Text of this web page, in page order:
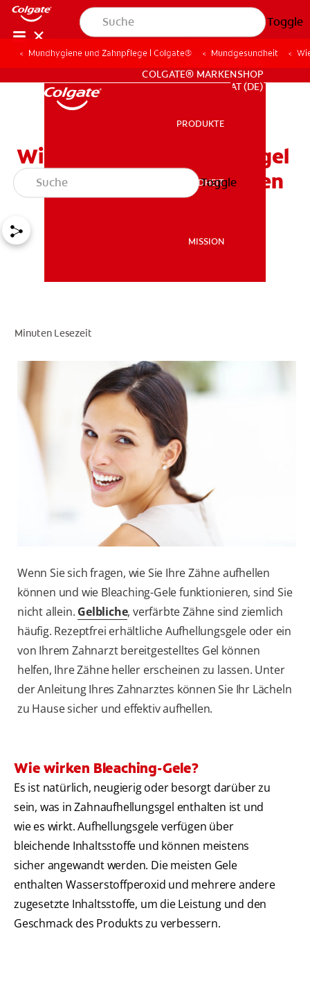
Toggle
MISSION
COLGATE® MARKENSHOP
FÜR FACHKREISE
COLGATE® MARKENSHOP
AT (DE)
PRODUKTE
MUNDGESUNDHEIT
MISSION
Toggle
Mundhygiene und Zahnpflege | Colgate® Mundgesundheit
Wie Sie Zahnaufhellungsgel
sicher zu Hause verwenden
Minuten Lesezeit
Wenn Sie sich fragen, wie Sie Ihre Zähne aufhellen
können und wie Bleaching-Gele funktionieren, sind Sie
nicht allein. Gelbliche, verfärbte Zähne sind ziemlich
häufig. Rezeptfrei erhältliche Aufhellungsgele oder ein
von Ihrem Zahnarzt bereitgestelltes Gel können
helfen, Ihre Zähne heller erscheinen zu lassen. Unter
der Anleitung Ihres Zahnarztes können Sie Ihr Lächeln
zu Hause sicher und effektiv aufhellen.
Wie wirken Bleaching-Gele?
Es ist natürlich, neugierig oder besorgt darüber zu
sein, was in Zahnaufhellungsgel enthalten ist und
wie es wirkt. Aufhellungsgele verfügen über
bleichende Inhaltsstoffe und können meistens
sicher angewandt werden. Die meisten Gele
enthalten Wasserstoffperoxid und mehrere andere
zugesetzte Inhaltsstoffe, um die Leistung und den
Geschmack des Produkts zu verbessern.